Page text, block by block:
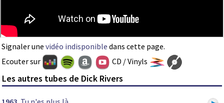
Signaler une vidéo indisponible dans cette page.
Ecouter sur
CD / Vinyls
Les autres tubes de Dick Rivers